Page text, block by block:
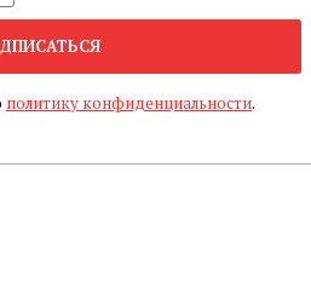
политику конфиденциальности.